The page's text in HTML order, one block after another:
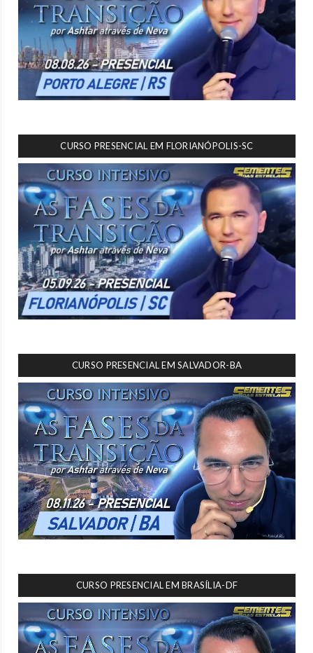
CURSO PRESENCIAL EM FLORIANÓPOLIS-SC
CURSO PRESENCIAL EM SALVADOR-BA
CURSO PRESENCIAL EM BRASÍLIA-DF